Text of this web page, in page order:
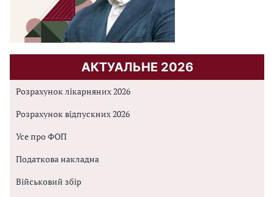
АКТУАЛЬНЕ 2026
Розрахунок лікарняних 2026
Розрахунок відпускних 2026
Усе про ФОП
Податкова накладна
Військовий збір